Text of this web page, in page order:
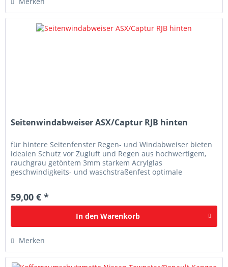
Seitenwindabweiser ASX/Captur RJB hinten
für hintere Seitenfenster Regen- und Windabweiser bieten
idealen Schutz vor Zugluft und Regen aus hochwertigem,
rauchgrau getöntem 3mm starkem Acrylglas
geschwindigkeits- und waschstraßenfest optimale
59,00 € *
In den Warenkorb
Merken